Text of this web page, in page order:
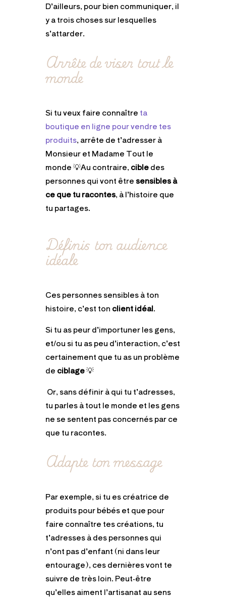
D’ailleurs, pour bien communiquer, il
y a trois choses sur lesquelles
s’attarder.
Arrête de viser tout le
monde
Si tu veux faire connaître ta
boutique en ligne pour vendre tes
produits, arrête de t’adresser à
Monsieur et Madame Tout le
monde 💡Au contraire,cibledes
personnes qui vont êtresensibles à
ce que tu racontes, à l’histoire que
tu partages.
Définis ton audience
idéale
Ces personnes sensibles à ton
histoire, c’est ton client idéal.
Si tu as peur d’importuner les gens,
et/ou si tu as peu d’interaction, c’est
certainement que tu as un problème
de ciblage💡
Or, sans définir à qui tu t’adresses,
tu parles à tout le monde et les gens
ne se sentent pas concernés par ce
que tu racontes.
Adapte ton message
Par exemple, si tu es créatrice de
produits pour bébés et que pour
faire connaître tes créations, tu
t’adresses à des personnes qui
n’ont pas d’enfant (ni dans leur
entourage), ces dernières vont te
suivre de très loin. Peut-être
qu’elles aiment l’artisanat au sens